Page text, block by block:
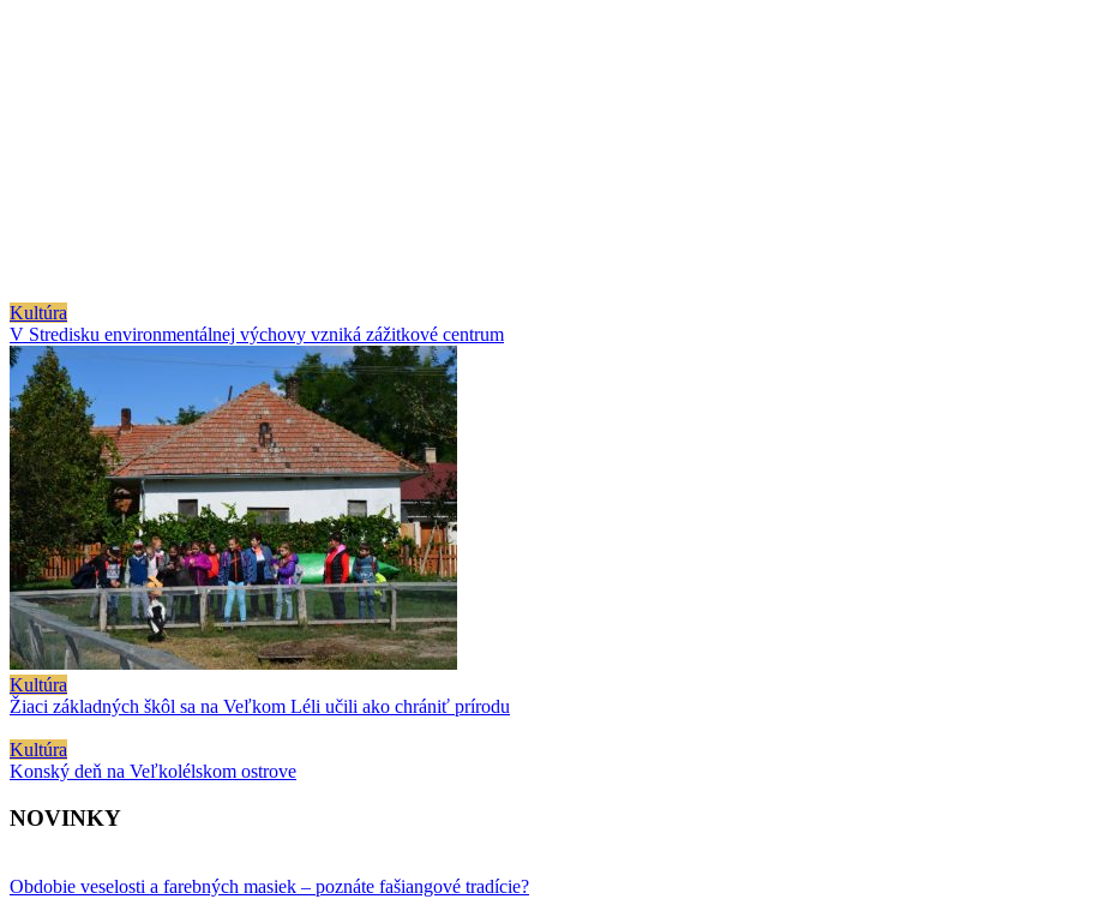
Kultúra
V Stredisku environmentálnej výchovy vzniká zážitkové centrum
Kultúra
Žiaci základných škôl sa na Veľkom Léli učili ako chrániť prírodu
Kultúra
Konský deň na Veľkolélskom ostrove
NOVINKY
Obdobie veselosti a farebných masiek – poznáte fašiangové tradície?